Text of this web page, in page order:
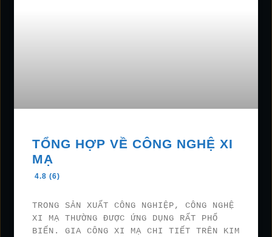
TỔNG HỢP VỀ CÔNG NGHỆ XI
MẠ
4.8 (6)
TRONG SẢN XUẤT CÔNG NGHIỆP, CÔNG NGHỆ
XI MẠ THƯỜNG ĐƯỢC ỨNG DỤNG RẤT PHỔ
BIẾN. GIA CÔNG XI MẠ CHI TIẾT TRÊN KIM